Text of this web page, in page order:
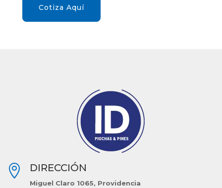
Cotiza Aquí
 DIRECCIÓN
Miguel Claro 1065, Providencia